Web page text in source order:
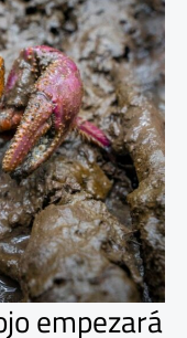
empezará